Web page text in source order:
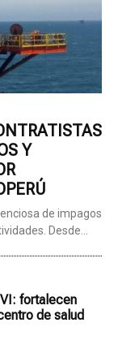
Y
de impagos
Desde...
VI: fortalecen
de salud